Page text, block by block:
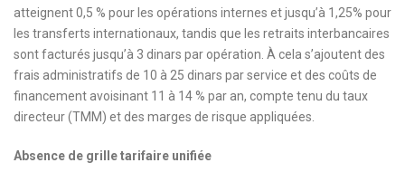
atteignent 0,5 % pour les opérations internes et jusqu’à 1,25% pour
les transferts internationaux, tandis que les retraits interbancaires
sont facturés jusqu’à 3 dinars par opération. À cela s’ajoutent des
frais administratifs de 10 à 25 dinars par service et des coûts de
financement avoisinant 11 à 14 % par an, compte tenu du taux
directeur (TMM) et des marges de risque appliquées.
Absence de grille tarifaire unifiée